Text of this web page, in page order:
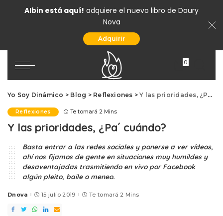
Albin está aquí! adquiere el nuevo libro de Daury
Nova
Adquirir
0
Yo Soy Dinámico > Blog > Reflexiones >Y las prioridades, ¿Pa´ cuándo?
Reflexiones Te tomará 2 Mins
Y las prioridades, ¿Pa´ cuándo?
Basta entrar a las redes sociales y ponerse a ver vídeos,
ahí nos fijamos de gente en situaciones muy humildes y
desaventajadas trasmitiendo en vivo por Facebook
algún pleito, baile o meneo.
Posted
Dnova 15 julio 2019 Te tomará 2 Mins